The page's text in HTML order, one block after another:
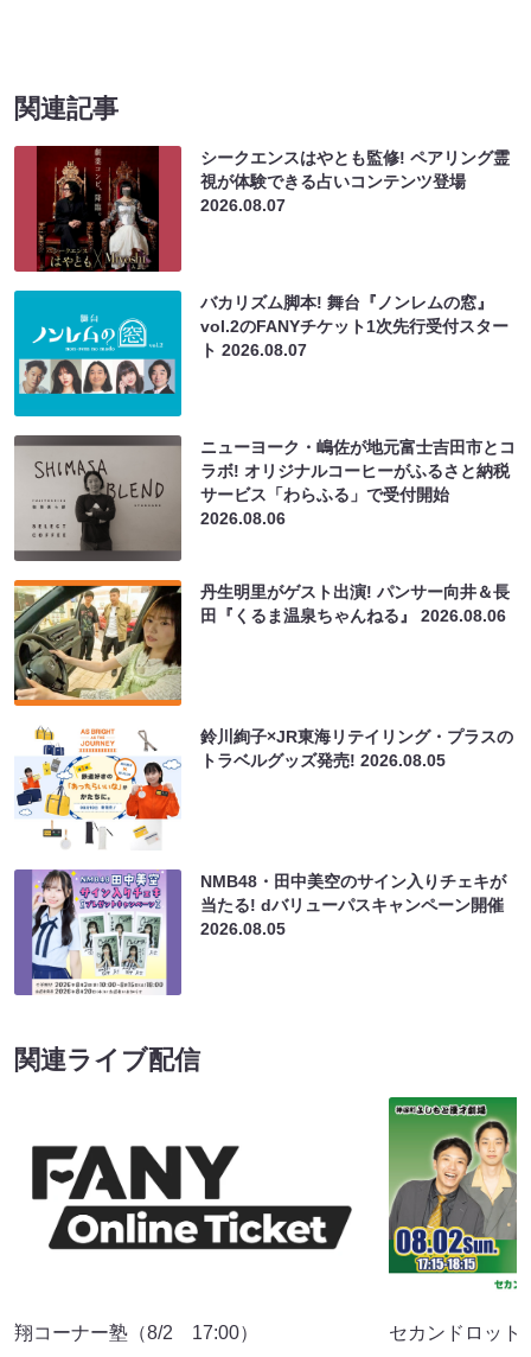
関連記事
シークエンスはやとも監修! ペアリング霊
視が体験できる占いコンテンツ登場
2026.08.07
バカリズム脚本! 舞台『ノンレムの窓』
vol.2のFANYチケット1次先行受付スター
ト2026.08.07
ニューヨーク・嶋佐が地元富士吉田市とコ
ラボ! オリジナルコーヒーがふるさと納税
サービス「わらふる」で受付開始
2026.08.06
丹生明里がゲスト出演! パンサー向井＆長
田『くるま温泉ちゃんねる』2026.08.06
鈴川絢子×JR東海リテイリング・プラスの
トラベルグッズ発売!2026.08.05
NMB48・田中美空のサイン入りチェキが
当たる! dバリューパスキャンペーン開催
2026.08.05
関連ライブ配信
翔コーナー塾（8/2 17:00）
セカンドロット